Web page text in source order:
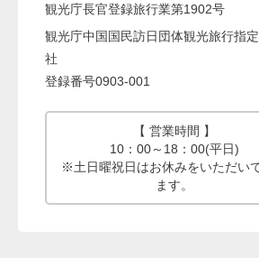
観光庁長官登録旅行業第1902号
観光庁中国国民訪日団体観光旅行指
社
登録番号0903-001
【 営業時間 】
10：00～18：00(平日)
※土日曜祝日はお休みをいただい
ます。